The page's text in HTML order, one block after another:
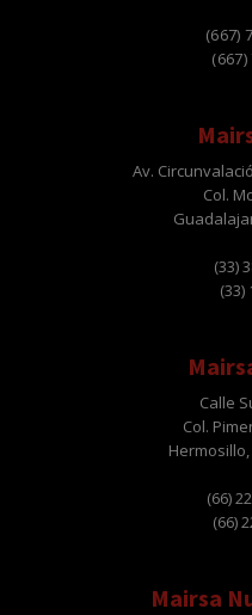
(667)
(667)
Av.
Col.
(33)
(33)
Calle
Col.
(66)
(66)
Mairsa